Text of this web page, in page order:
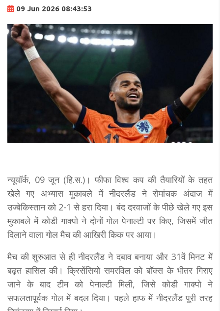
09 Jun 2026 08:43:53
न्यूयॉर्क, 09 जून (हि.स.)। फीफा विश्व कप की तैयारियों के तहत
खेले गए अभ्यास मुकाबले में नीदरलैंड ने रोमांचक अंदाज में
उज्बेकिस्तान को 2-1 से हरा दिया। बंद दरवाजों के पीछे खेले गए इस
मुकाबले में कोडी गाक्पो ने दोनों गोल पेनाल्टी पर किए, जिसमें जीत
दिलाने वाला गोल मैच की आखिरी किक पर आया।
मैच की शुरुआत से ही नीदरलैंड ने दबाव बनाया और 31वें मिनट में
बढ़त हासिल की। क्रिसेंसियो समरविल को बॉक्स के भीतर गिराए
जाने के बाद टीम को पेनाल्टी मिली, जिसे कोडी गाक्पो ने
सफलतापूर्वक गोल में बदल दिया। पहले हाफ में नीदरलैंड पूरी तरह